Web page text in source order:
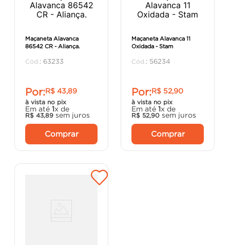
Maçaneta Alavanca
86542 CR - Aliança.
: 63233
Por:R$ 43,89
à vista no pix
Em até 1x de
R$ 43,89 sem juros
Comprar
Maçaneta Alavanca 11
Oxidada - Stam
: 56234
Por:R$ 52,90
à vista no pix
Em até 1x de
R$ 52,90 sem juros
Comprar